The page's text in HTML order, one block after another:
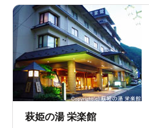
萩姫の湯 栄楽館